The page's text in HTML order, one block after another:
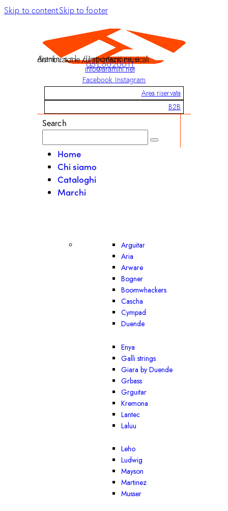
Skip to contentSkip to footer
Aramini s.r.l. / Importazione e distribuzione di strumenti musicali
051 6020011
info@aramini.net
Facebook Instagram
Area riservata
B2B
Search
Home
Chi siamo
Cataloghi
Marchi
Arguitar
Aria
Arware
Bogner
Boomwhackers
Cascha
Cympad
Duende
Enya
Galli strings
Giara by Duende
Grbass
Grguitar
Kremona
Lantec
Laluu
Leho
Ludwig
Mayson
Martinez
Musser